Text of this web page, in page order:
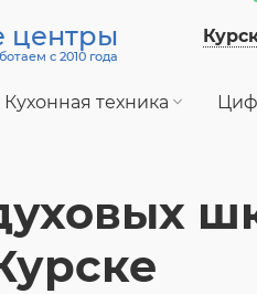
центры
с 2010 года
Кухонная техника